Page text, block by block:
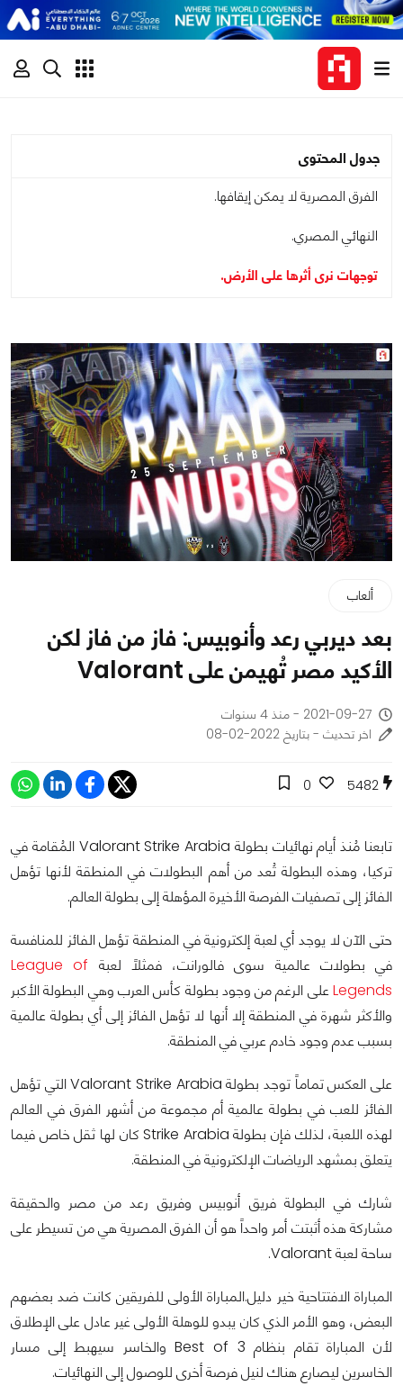
جدول المحتوى
الفرق المصرية لا يمكن إيقافها.
النهائي المصري.
توجهات نرى أثرها على الأرض.
ألعاب
بعد ديربي رعد وأنوبيس: فاز من فاز لكن
الأكيد مصر تُهيمن على Valorant
2021-09-27 - منذ 4 سنوات
اخر تحديث - بتاريخ 2022-02-08
5482
0
تابعنا مُنذ أيام نهائيات بطولة Valorant Strike Arabia المُقامة في
تركيا، وهذه البطولة تُعد من أهم البطولات في المنطقة لأنها تؤهل
الفائز إلى تصفيات الفرصة الأخيرة المؤهلة إلى بطولة العالم.
حتى الآن لا يوجد أي لعبة إلكترونية في المنطقة تؤهل الفائز للمنافسة
في بطولات عالمية سوى فالورانت، فمثلاً لعبة League of
Legendsعلى الرغم من وجود بطولة كأس العرب وهي البطولة الأكبر
والأكثر شهرة في المنطقة إلا أنها لا تؤهل الفائز إلى أي بطولة عالمية
بسبب عدم وجود خادم عربي في المنطقة.
على العكس تماماً توجد بطولة Valorant Strike Arabia التي تؤهل
الفائز للعب في بطولة عالمية أم مجموعة من أشهر الفرق في العالم
لهذه اللعبة، لذلك فإن بطولة Strike Arabia كان لها ثقل خاص فيما
يتعلق بمشهد الرياضات الإلكترونية في المنطقة.
شارك في البطولة فريق أنوبيس وفريق رعد من مصر والحقيقة
مشاركة هذه أثبتت أمر واحداً هو أن الفرق المصرية هي من تسيطر على
ساحة لعبة Valorant.
المباراة الافتتاحية خير دليل.المباراة الأولى للفريقين كانت ضد بعضهم
البعض، وهو الأمر الذي كان يبدو للوهلة الأولى غير عادل على الإطلاق
لأن المباراة تقام بنظام Best of 3 والخاسر سيهبط إلى مسار
الخاسرين ليصارع هناك لنيل فرصة أخرى للوصول إلى النهائيات.